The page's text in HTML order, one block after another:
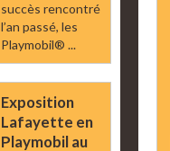
succès rencontré
l’an passé, les
Playmobil® ...
Exposition
Lafayette en
Playmobil au